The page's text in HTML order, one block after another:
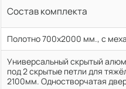
Состав комплекта
Полотно 700x2000 мм., с
Универсальный скрытый
под 2 скрытые петли для
2100мм. Одностворчатая